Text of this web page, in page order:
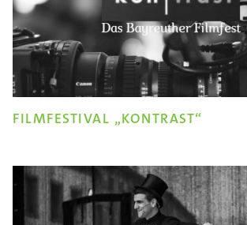
FILMFESTIVAL „KONTRAST“